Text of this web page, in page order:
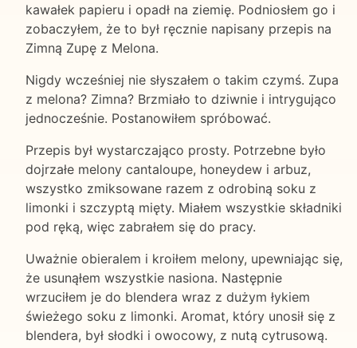
kawałek papieru i opadł na ziemię. Podniosłem go i
zobaczyłem, że to był ręcznie napisany przepis na
Zimną Zupę z Melona.
Nigdy wcześniej nie słyszałem o takim czymś. Zupa
z melona? Zimna? Brzmiało to dziwnie i intrygująco
jednocześnie. Postanowiłem spróbować.
Przepis był wystarczająco prosty. Potrzebne było
dojrzałe melony cantaloupe, honeydew i arbuz,
wszystko zmiksowane razem z odrobiną soku z
limonki i szczyptą mięty. Miałem wszystkie składniki
pod ręką, więc zabrałem się do pracy.
Uważnie obieralem i kroiłem melony, upewniając się,
że usunąłem wszystkie nasiona. Następnie
wrzuciłem je do blendera wraz z dużym łykiem
świeżego soku z limonki. Aromat, który unosił się z
blendera, był słodki i owocowy, z nutą cytrusową.